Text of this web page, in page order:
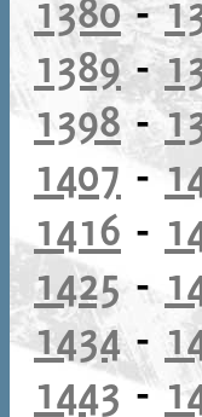
1380-
1389-
1398 -
1407 -
1416 -
1425-
1434-
1443-